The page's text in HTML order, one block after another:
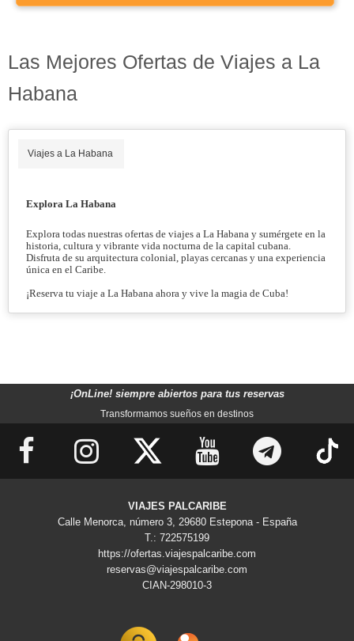
Las Mejores Ofertas de Viajes a La
Habana
Viajes a La Habana
Explora La Habana
Explora todas nuestras ofertas de viajes a La Habana y sumérgete en la
historia, cultura y vibrante vida nocturna de la capital cubana.
Disfruta de su arquitectura colonial, playas cercanas y una experiencia
única en el Caribe.
¡Reserva tu viaje a La Habana ahora y vive la magia de Cuba!
¡OnLine! siempre abiertos para tus reservas
Transformamos sueños en destinos
VIAJES PALCARIBE
Calle Menorca, número 3, 29680 Estepona - España
T.: 722575199
https://ofertas.viajespalcaribe.com
reservas@viajespalcaribe.com
CIAN-298010-3